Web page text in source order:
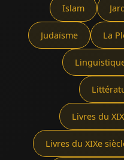
Islam
Judaïsme La
Livres du
Livres du XIXe